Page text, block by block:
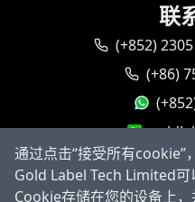
通过点击“接受所有cookie”
Gold Label Tech Limited可
Cookie存储在您的设备上
联
(+852)
(+86)